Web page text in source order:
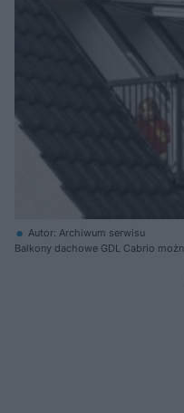
Autor: Archiwum serwisu
Balkony dachowe GDL Cabrio